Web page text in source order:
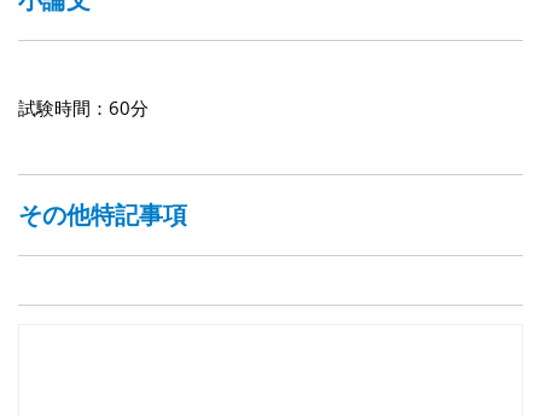
試験時間：60分
その他特記事項